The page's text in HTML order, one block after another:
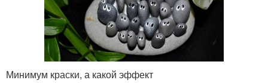
Минимум краски, а какой эффект